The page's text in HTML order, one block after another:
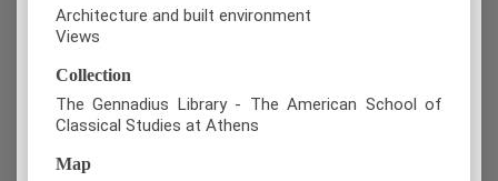
Architecture and built environment
Views
Collection
The Gennadius Library - The American School of
Classical Studies at Athens
Map